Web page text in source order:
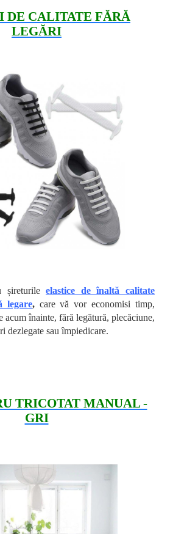
DE CALITATE FĂRĂ
LEGĂRI
șireturileelastice de înaltă calitate
legare, care vă vor economisi timp,
acum înainte, fără legătură, plecăciune,
dezlegate sau împiedicare.
TRICOTAT MANUAL -
GRI